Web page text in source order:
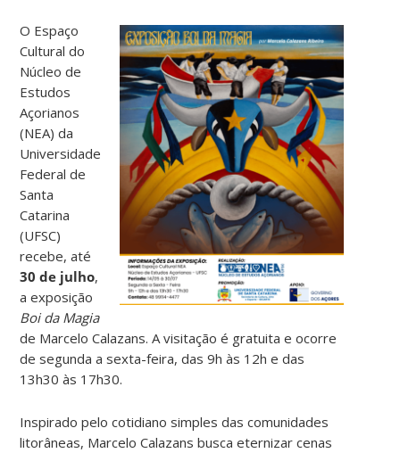
O Espaço
Cultural do
Núcleo de
Estudos
Açorianos
(NEA) da
Universidade
Federal de
Santa
Catarina
(UFSC)
recebe, até
30 de julho,
a exposição
Boi da Magia
de Marcelo Calazans. A visitação é gratuita e ocorre
de segunda a sexta-feira, das 9h às 12h e das
13h30 às 17h30.
Inspirado pelo cotidiano simples das comunidades
litorâneas, Marcelo Calazans busca eternizar cenas